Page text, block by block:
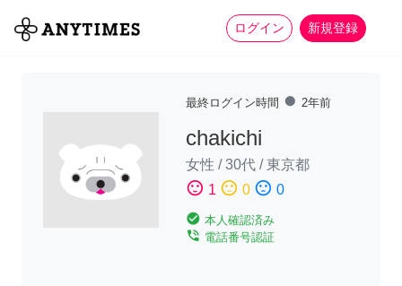
ログイン 新規登録
全て 家事 more_horiz
最終ログイン時間 fiber_manual_record 2年前
chakichi
女性 /30代 /東京都
sentiment_satisfied 1 sentiment_neutral 0 sentiment_dissatisfied 0
check_circle 本人確認済み
phone_in_talk 電話番号認証